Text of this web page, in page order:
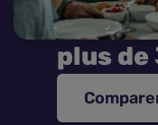
Assurance
Assurance de prêt
plus